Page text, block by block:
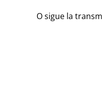
O sigue la